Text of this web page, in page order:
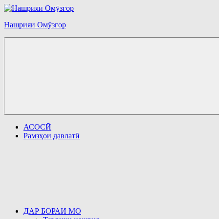
Перейти
содержимому
Нашрияи Омӯзгор
АСОСӢ
Рамзҳои давлатӣ
ДАР БОРАИ МО